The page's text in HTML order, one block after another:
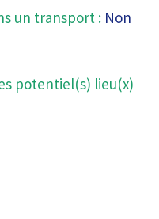
un transport : Non
potentiel(s) lieu(x)